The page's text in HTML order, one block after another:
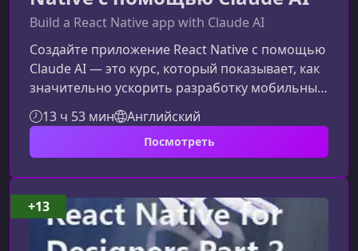
Build a React Native app with Claude AI
Создайте приложение React Native с помощью
Claude AI — это курс, который показывает, как
значительно ускорить разработку мобильных
приложений, используя современные ИИ-
инструменты. Материал подойдёт тем, кто
хочет повысить скорость работы, улучшить
свой повседневный workflow.Что вы изучите в
этом курсеКурс охватывает ключевые подходы
к созданию приложения на React Native с
опорой на Claude AI и другие
13 ч 53 мин Английский
Посмотреть
+13